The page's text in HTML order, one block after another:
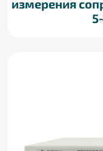
измерения